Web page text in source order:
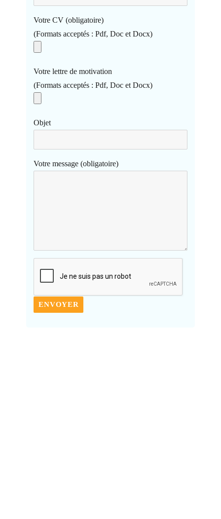
Votre CV (obligatoire)
(Formats acceptés : Pdf, Doc et Docx)
Votre lettre de motivation
(Formats acceptés : Pdf, Doc et Docx)
Objet
Votre message (obligatoire)